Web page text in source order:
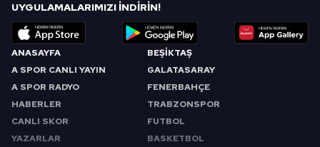
ANASAYFA
A SPOR CANLI YAYIN
A SPOR RADYO
HABERLER
CANLI SKOR
YAZARLAR
BEŞİKTAŞ
GALATASARAY
FENERBAHÇE
TRABZONSPOR
FUTBOL
BASKETBOL
UYGULAMALARIMIZI İNDİRİN!